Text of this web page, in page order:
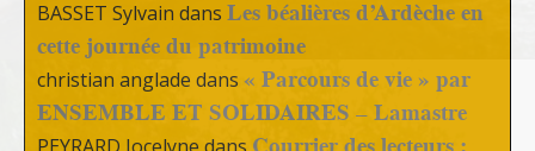
BASSET Sylvain dans Les béalières d’Ardèche en
cette journée du patrimoine
christian anglade dans « Parcours de vie » par
ENSEMBLE ET SOLIDAIRES – Lamastre